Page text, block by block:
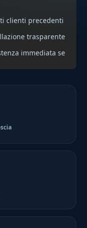
clienti precedenti
trasparente
immediata se